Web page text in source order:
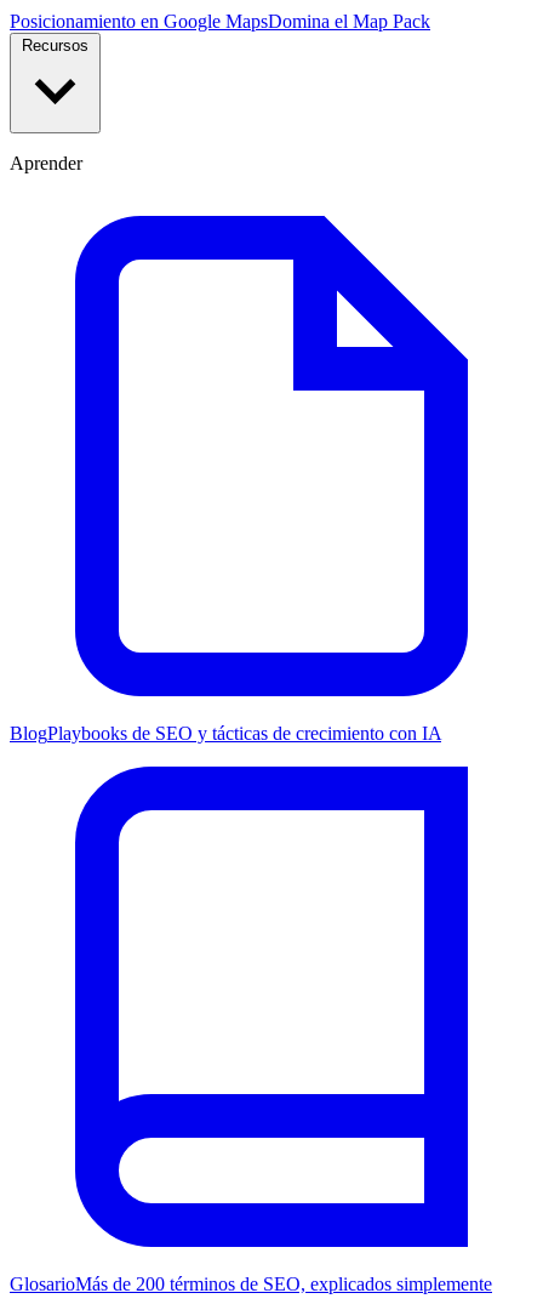
Posicionamiento en Google MapsDomina el Map Pack
Aprender
BlogPlaybooks de SEO y tácticas de crecimiento con IA
GlosarioMás de 200 términos de SEO, explicados simplemente